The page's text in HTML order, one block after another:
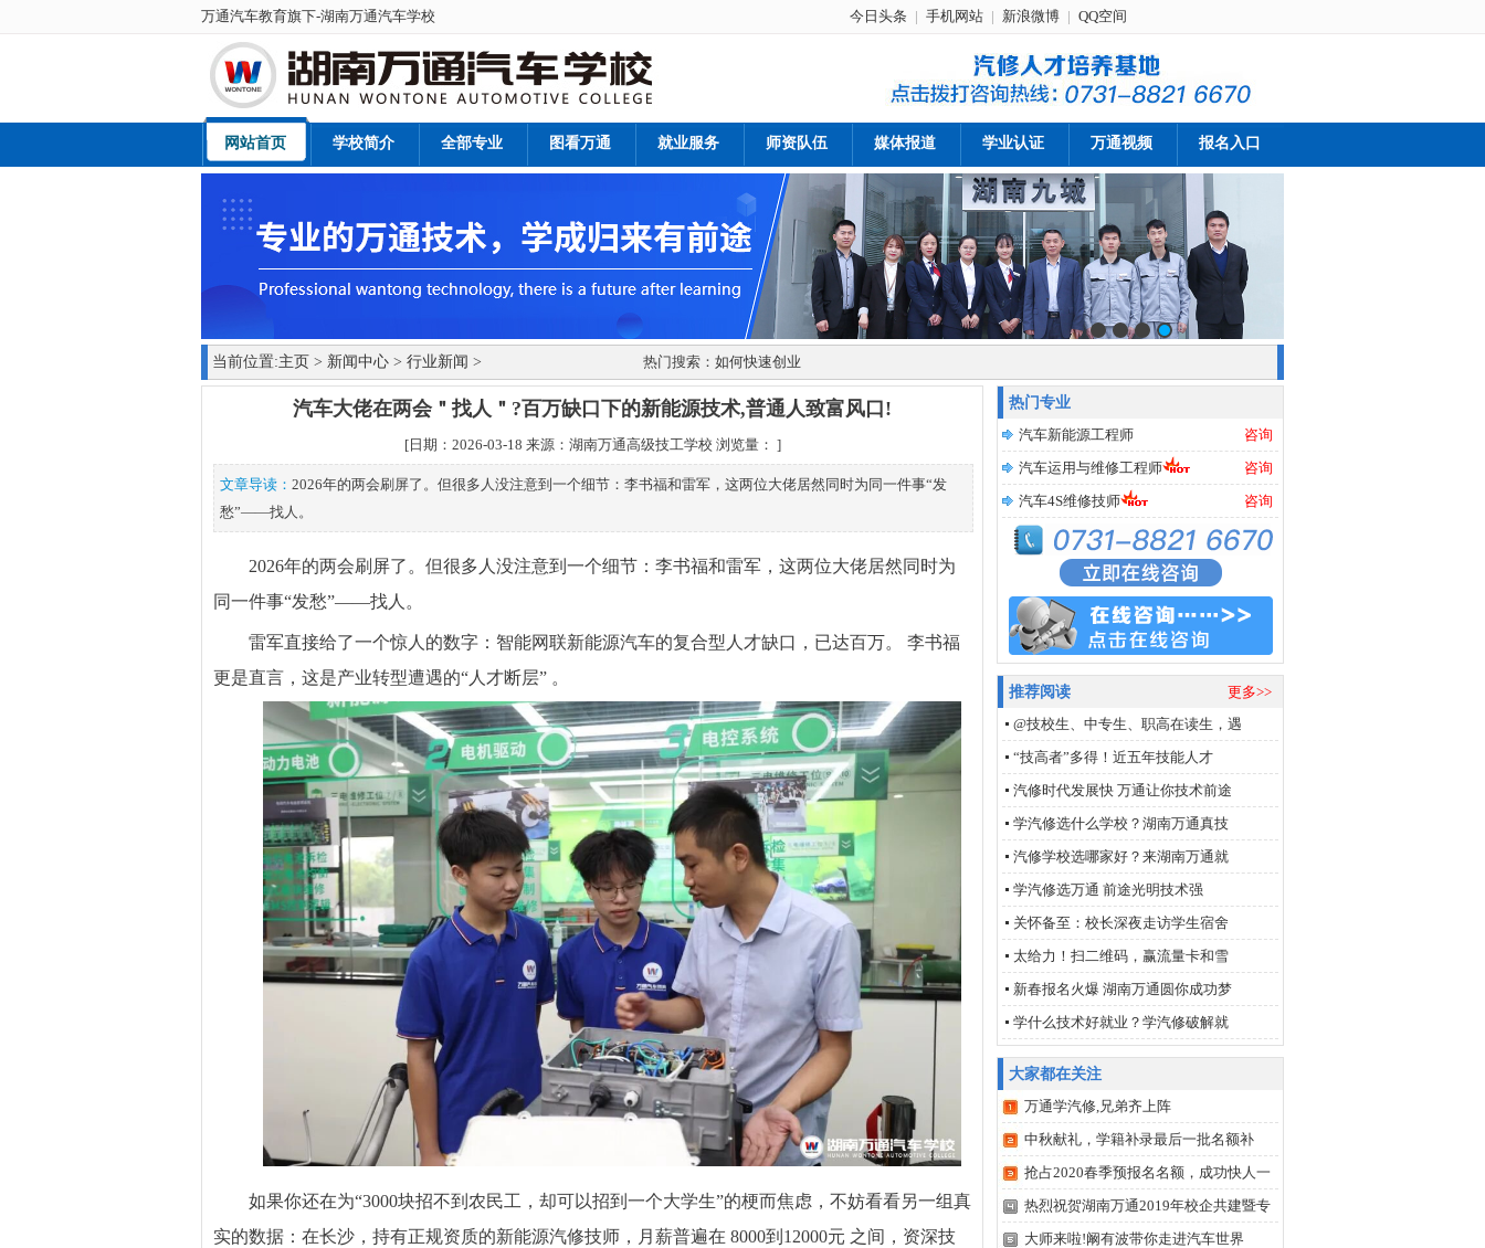
万通汽车教育旗下-湖南万通汽车学校 今日头条 | 手机网站 | 新浪微博 | QQ空间
网站首页 学校简介 全部专业 图看万通 就业服务 师资队伍 媒体报道 学业认证 万通视频 报名入口
当前位置:主页 > 新闻中心 > 行业新闻 > 热门搜索： 如何快速创业
汽车大佬在两会＂找人＂?百万缺口下的新能源技术,普通人致富风口!
[日期：2026-03-18 来源：湖南万通高级技工学校 浏览量： ]
文章导读： 2026年的两会刷屏了。但很多人没注意到一个细节：李书福和雷军，这两位大佬居然同时为同一件事“发
愁”——找人。
2026年的两会刷屏了。但很多人没注意到一个细节：李书福和雷军，这两位大佬居然同时为
同一件事“发愁”——找人。
雷军直接给了一个惊人的数字：智能网联新能源汽车的复合型人才缺口，已达百万。 李书福
更是直言，这是产业转型遭遇的“人才断层” 。
如果你还在为“3000块招不到农民工，却可以招到一个大学生”的梗而焦虑，不妨看看另一组真
实的数据：在长沙，持有正规资质的新能源汽修技师，月薪普遍在 8000到12000元 之间，资深技
热门专业
咨询
汽车新能源工程师
咨询
汽车运用与维修工程师
咨询
汽车4S维修技师
更多>>
推荐阅读
@技校生、中专生、职高在读生，遇
“技高者”多得！近五年技能人才
汽修时代发展快 万通让你技术前途
学汽修选什么学校？湖南万通真技
汽修学校选哪家好？来湖南万通就
学汽修选万通 前途光明技术强
关怀备至：校长深夜走访学生宿舍
太给力！扫二维码，赢流量卡和雪
新春报名火爆 湖南万通圆你成功梦
学什么技术好就业？学汽修破解就
大家都在关注
万通学汽修,兄弟齐上阵
中秋献礼，学籍补录最后一批名额补
抢占2020春季预报名名额，成功快人一
热烈祝贺湖南万通2019年校企共建暨专
大师来啦!阚有波带你走进汽车世界